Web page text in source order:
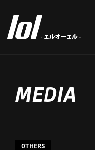
MEDIA
OTHERS